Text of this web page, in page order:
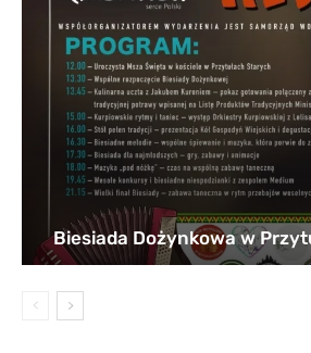
Biesiada Dożynkowa w